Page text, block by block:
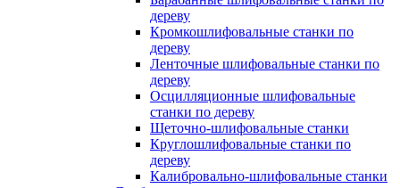
дереву
Кромкошлифовальные станки по
дереву
Ленточные шлифовальные станки по
дереву
Осцилляционные шлифовальные
станки по дереву
Щеточно-шлифовальные станки
Круглошлифовальные станки по
дереву
Калибровально-шлифовальные станки